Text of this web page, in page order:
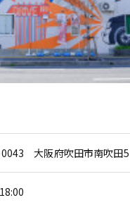
大阪府吹田市南吹田